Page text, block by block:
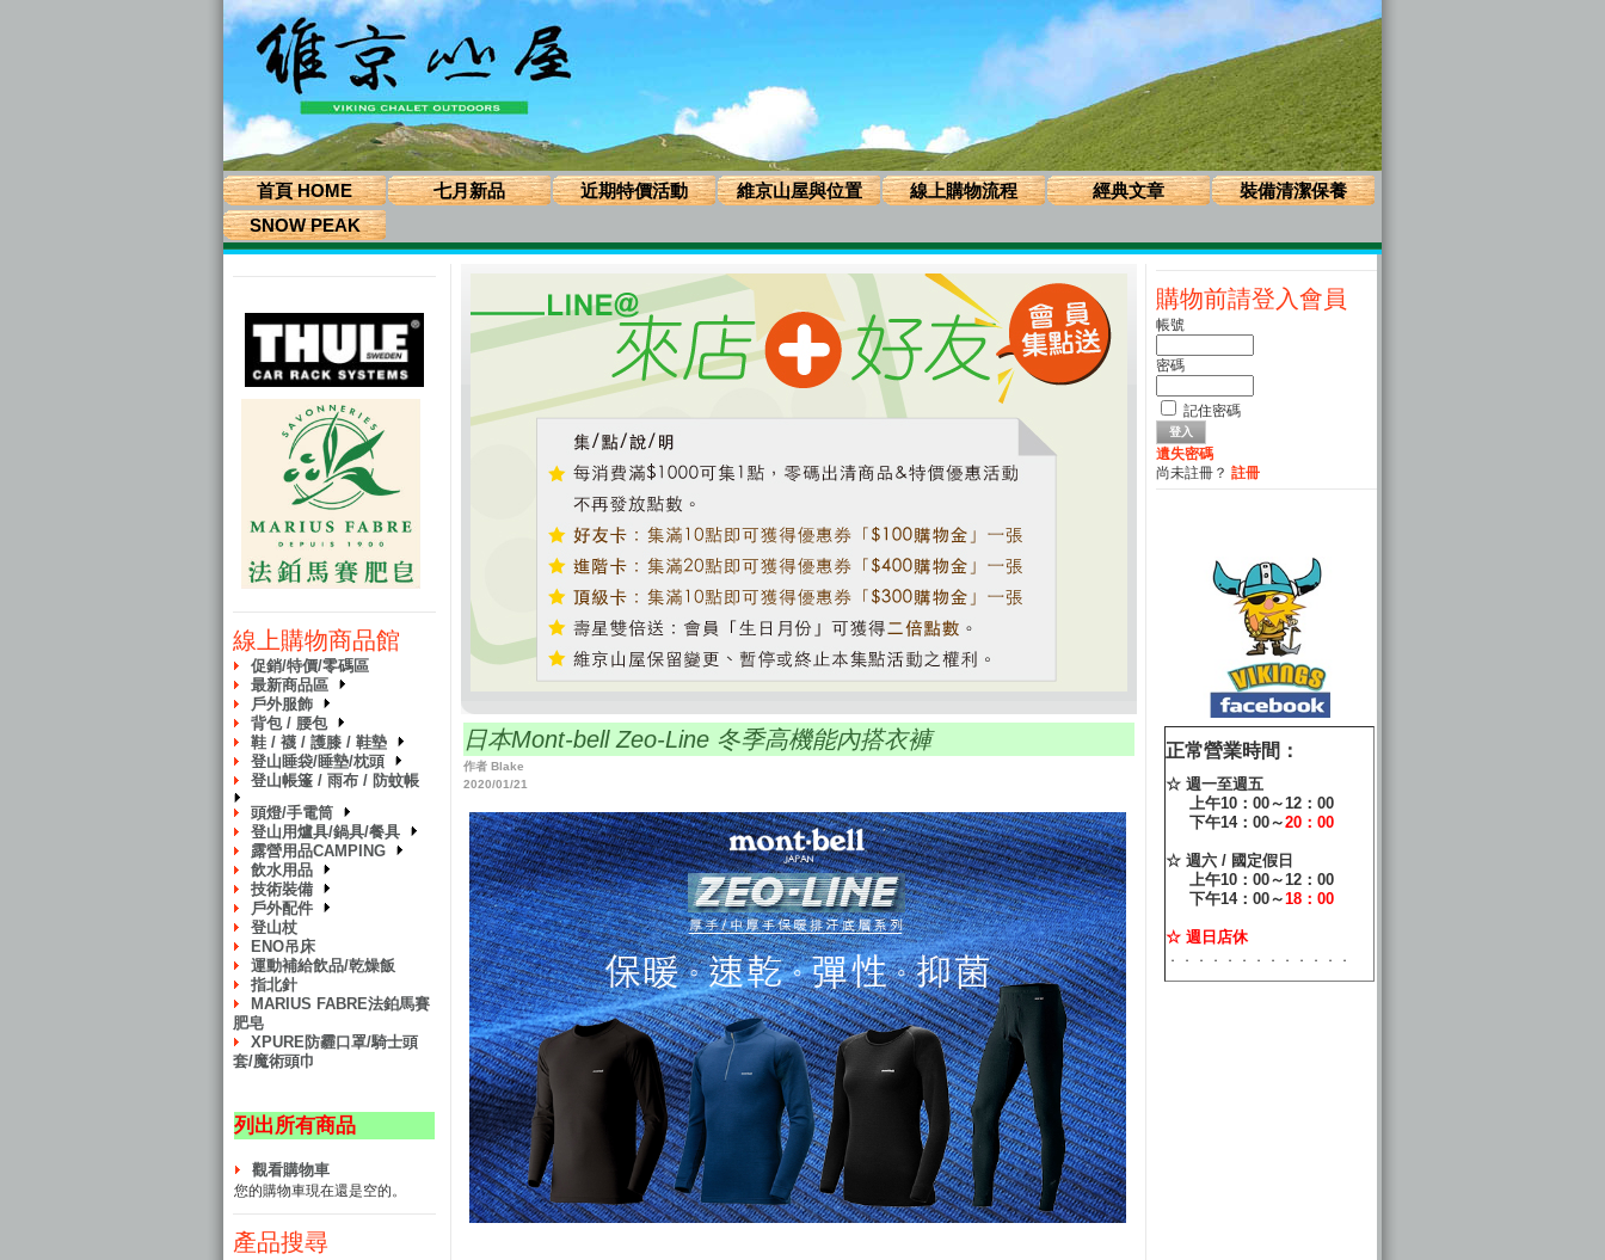
首頁 HOME 七月新品 近期特價活動 維京山屋與位置 線上購物流程 經典文章
裝備清潔保養
SNOW PEAK
線上購物商品館
促銷/特價/零碼區
最新商品區
戶外服飾
背包 / 腰包
鞋 / 襪 / 護膝 / 鞋墊
登山睡袋/睡墊/枕頭
登山帳篷 / 雨布 / 防蚊帳
頭燈/手電筒
登山用爐具/鍋具/餐具
露營用品CAMPING
飲水用品
技術裝備
戶外配件
登山杖
ENO吊床
運動補給飲品/乾燥飯
指北針
MARIUS FABRE法鉑馬賽
肥皂
XPURE防霾口罩/騎士頭
套/魔術頭巾
列出所有商品
觀看購物車
您的購物車現在還是空的。
產品搜尋
日本Mont-bell Zeo-Line 冬季高機能內搭衣褲
作者 Blake
2020/01/21
購物前請登入會員
帳號
密碼
記住密碼
遺失密碼
尚未註冊？ 註冊
正常營業時間：
☆ 週一至週五
上午10：00～12：00
下午14：00～20：00
☆ 週六 / 國定假日
上午10：00～12：00
下午14：00～18：00
☆ 週日店休
．．．．．．．．．．．．．